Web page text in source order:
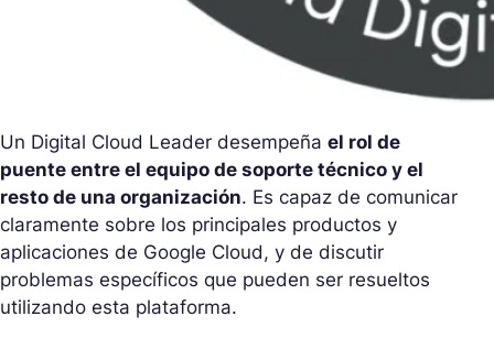
Un Digital Cloud Leader desempeña el rol de
puente entre el equipo de soporte técnico y el
resto de una organización. Es capaz de comunicar
claramente sobre los principales productos y
aplicaciones de Google Cloud, y de discutir
problemas específicos que pueden ser resueltos
utilizando esta plataforma.